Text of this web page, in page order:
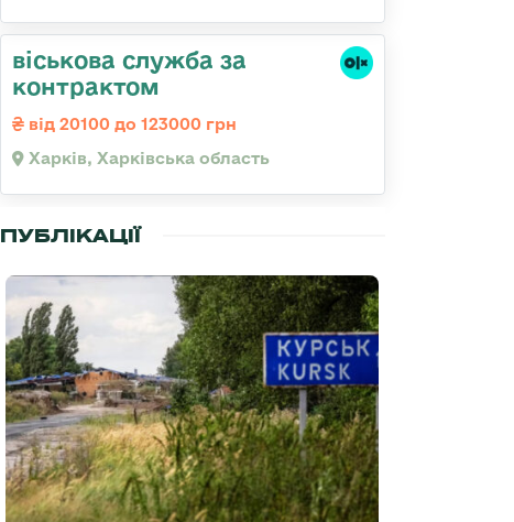
віськова служба за
контрактом
від 20100 до 123000 грн
Харків, Харківська область
ПУБЛІКАЦІЇ